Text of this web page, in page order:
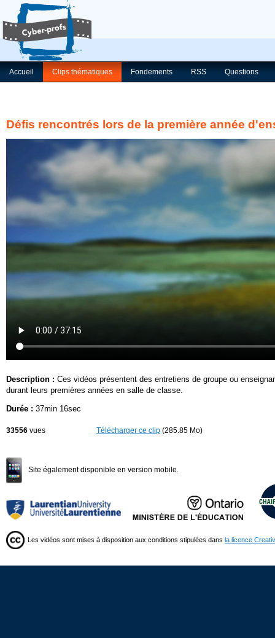
Accueil Clips thématiques Fondements RSS Questions
Défis rencontrés lors de la première année
Description : Ces vidéos présentent des entretiens de groupe ou
durant leurs premières années en salle de classe.
Durée : 37min 16sec
33556 vues Télécharger ce clip (285.85 Mo)
Site également disponible en version mobile.
Les vidéos sont mises à disposition aux conditions stipulées dans la licence